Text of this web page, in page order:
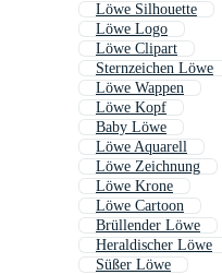
Löwe Silhouette
Löwe Logo
Löwe Clipart
Sternzeichen Löwe
Löwe Wappen
Löwe Kopf
Baby Löwe
Löwe Aquarell
Löwe Zeichnung
Löwe Krone
Löwe Cartoon
Brüllender Löwe
Heraldischer Löwe
Süßer Löwe